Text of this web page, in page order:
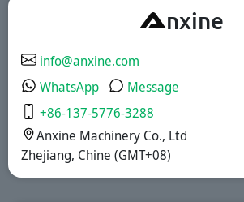
solutions à
libération
immédiate, à
prolongée.
A nxine
info@anxine.com
WhatsApp
Message
+86-137-5776-3288
Anxine Machinery Co., Ltd
Zhejiang, Chine (GMT+08)